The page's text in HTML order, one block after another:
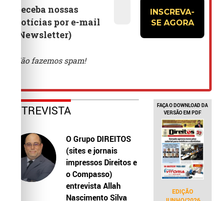
ENTREVISTA
O Grupo DIREITOS
(sites e jornais
impressos Direitos e
o Compasso)
entrevista Allah
Nascimento Silva
FAÇA O DOWNLOAD DA
VERSÃO EM PDF
EDIÇÃO